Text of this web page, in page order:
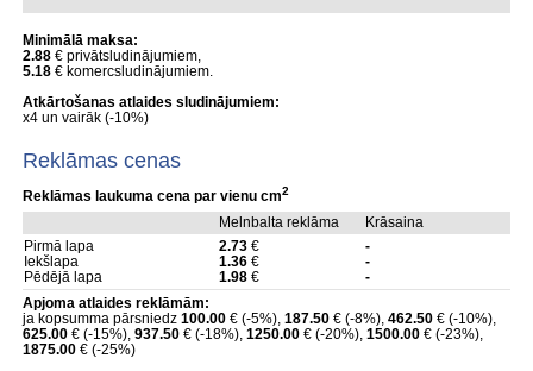
Minimālā maksa:
2.88€ privātsludinājumiem,
5.18€ komercsludinājumiem.
Atkārtošanas atlaides sludinājumiem:
x4 un vairāk (-10%)
Reklāmas cenas
Reklāmas laukuma cena par vienu cm2
Melnbalta reklāma
Krāsaina
Pirmā lapa
2.73€
-
Iekšlapa
1.36€
-
Pēdējā lapa
1.98€
-
Apjoma atlaides reklāmām:
ja kopsumma pārsniedz 100.00€ (-5%), 187.50€ (-8%), 462.50€ (-10%),
625.00€ (-15%), 937.50€ (-18%), 1250.00€ (-20%), 1500.00€ (-23%),
1875.00€ (-25%)